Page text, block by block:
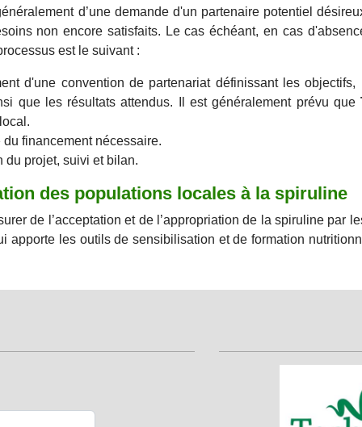
d’une demande d'un partenaire potentiel
non encore satisfaits. Le cas échéant, en cas
est le suivant :
d'une convention de partenariat définissant les
que les résultats attendus. Il est généralement prévu que
du financement nécessaire.
du projet, suivi et bilan.
des populations locales à la spiruline
de l’acceptation et de l’appropriation de la spiruline
apporte les outils de sensibilisation et de formation